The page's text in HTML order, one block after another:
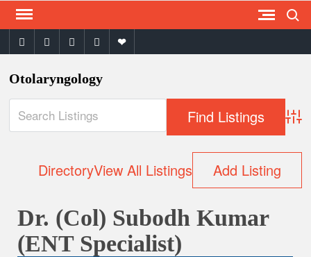
Skip
content facebooktwitter instagram
youtubeemail
Otolaryngology
DirectoryView All Listings Add Listing
Dr. (Col) Subodh Kumar
(ENT Specialist)